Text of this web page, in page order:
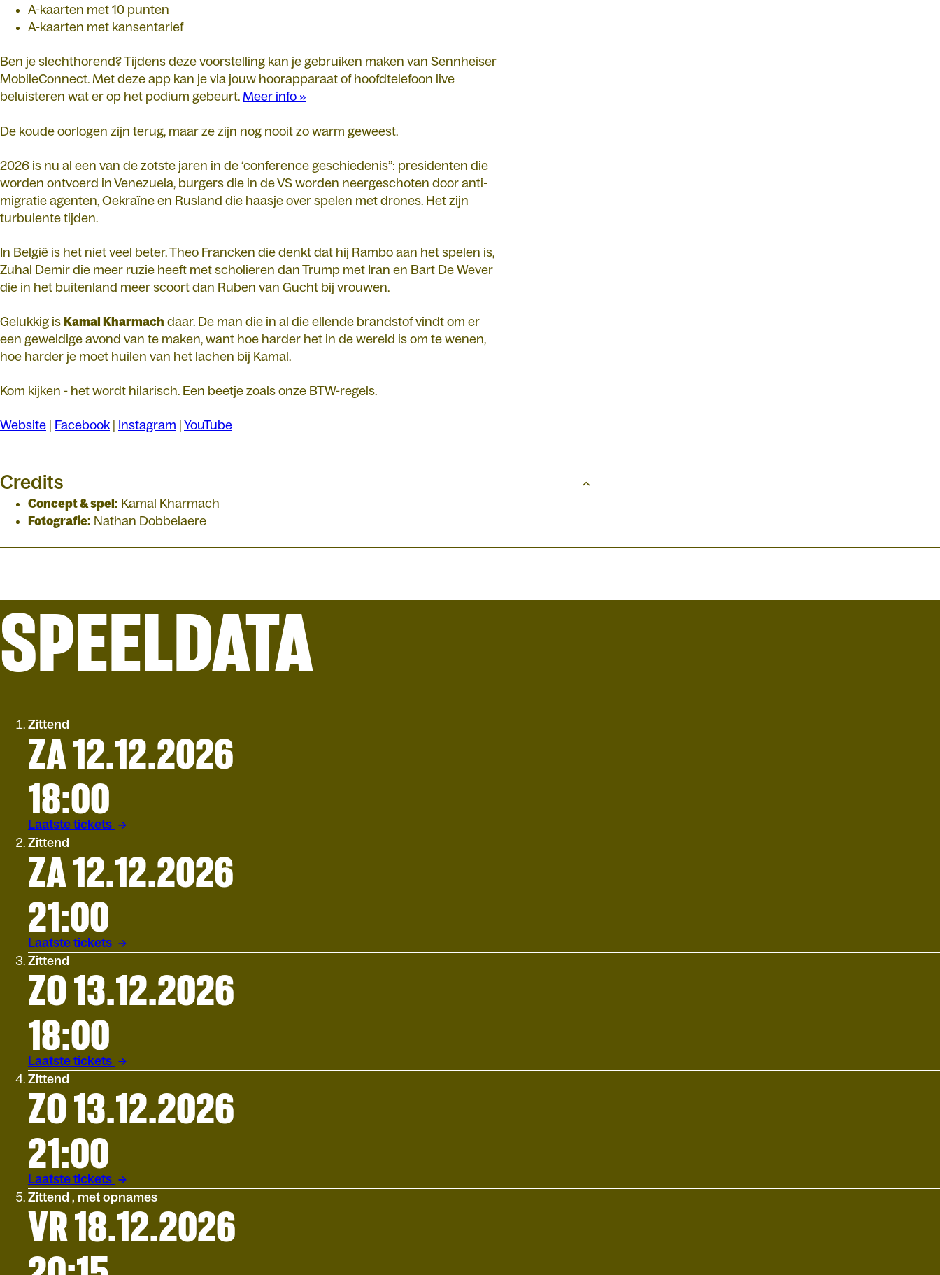
A-kaarten met 10 punten
A-kaarten met kansentarief
Ben je slechthorend? Tijdens deze voorstelling kan je gebruiken maken van Sennheiser
MobileConnect. Met deze app kan je via jouw hoorapparaat of hoofdtelefoon live
beluisteren wat er op het podium gebeurt. Meer info »
De koude oorlogen zijn terug, maar ze zijn nog nooit zo warm geweest.
2026 is nu al een van de zotste jaren in de ‘conference geschiedenis”: presidenten die
worden ontvoerd in Venezuela, burgers die in de VS worden neergeschoten door anti-
migratie agenten, Oekraïne en Rusland die haasje over spelen met drones. Het zijn
turbulente tijden.
In België is het niet veel beter. Theo Francken die denkt dat hij Rambo aan het spelen is,
Zuhal Demir die meer ruzie heeft met scholieren dan Trump met Iran en Bart De Wever
die in het buitenland meer scoort dan Ruben van Gucht bij vrouwen.
Gelukkig is Kamal Kharmach daar. De man die in al die ellende brandstof vindt om er
een geweldige avond van te maken, want hoe harder het in de wereld is om te wenen,
hoe harder je moet huilen van het lachen bij Kamal.
Kom kijken - het wordt hilarisch. Een beetje zoals onze BTW-regels.
Website | Facebook | Instagram | YouTube
Credits
Concept & spel: Kamal Kharmach
Fotografie: Nathan Dobbelaere
SPEELDATA
Zittend
ZA 12.12.2026
18:00
Laatste tickets
Zittend
ZA 12.12.2026
21:00
Laatste tickets
Zittend
ZO 13.12.2026
18:00
Laatste tickets
Zittend
ZO 13.12.2026
21:00
Laatste tickets
Zittend , met opnames
VR 18.12.2026